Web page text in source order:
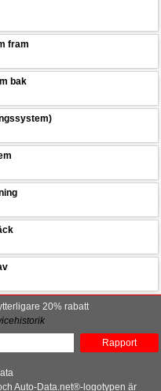
fram
bak
20% rabatt
Rapport
Auto-Data.net®-logotypen är